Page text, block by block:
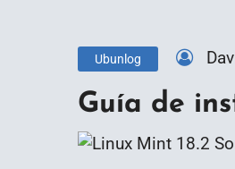
Ubunlog
Guía de